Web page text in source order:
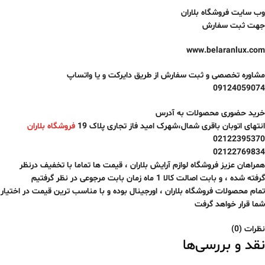
وب سایت فروشگاه بلاران
جهت ثبت سفارش
www.belaranlux.com
مشاوره تخصصی و ثبت سفارش از طریق دایرکت و یا واتساپ
09124059074
خرید حضوری محصولات به آدرس
انتهای اتوبان باقری شمال،شهرک امید فاز تجاری پلاک 19
فروشگاه بلاران
02122395370
02122769834
همراهان عزیز فروشگاه لوازم آرایش بلاران ، قیمت ها تماما با تخفیف درنظر
گرفته شده ، و بابت اصالت کالا 1 ماه
زمان بابت مرجوعی در نظر گرفتیم
تمام محصولات فروشگاه بلاران ، اورجینال بوده و با مناسب ترین قیمت در اختیار
شما قرار خواهد گرفت
نظرات (0)
نقد و بررسی‌ها